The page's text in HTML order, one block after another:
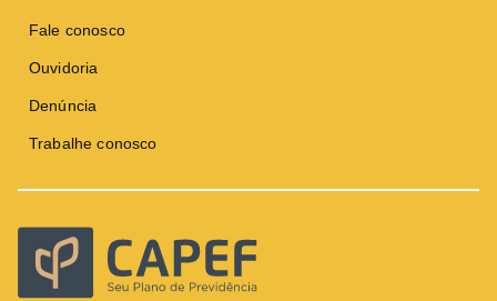
Fale conosco
Ouvidoria
Denúncia
Trabalhe conosco